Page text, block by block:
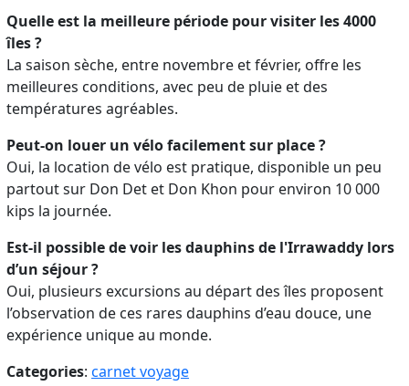
Quelle est la meilleure période pour visiter les 4000
îles ?
La saison sèche, entre novembre et février, offre les
meilleures conditions, avec peu de pluie et des
températures agréables.
Peut-on louer un vélo facilement sur place ?
Oui, la location de vélo est pratique, disponible un peu
partout sur Don Det et Don Khon pour environ 10 000
kips la journée.
Est-il possible de voir les dauphins de l'Irrawaddy lors
d’un séjour ?
Oui, plusieurs excursions au départ des îles proposent
l’observation de ces rares dauphins d’eau douce, une
expérience unique au monde.
Categories:carnet voyage